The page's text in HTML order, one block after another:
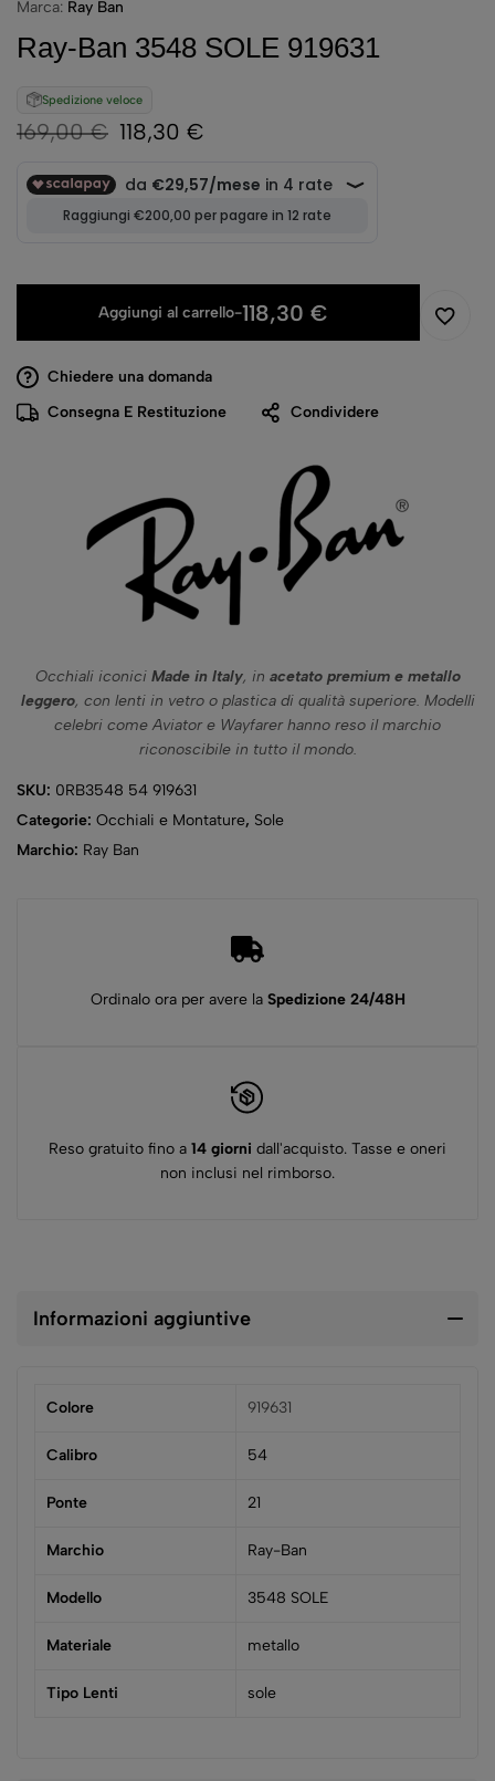
Marca: Ray Ban
Ray-Ban 3548 SOLE 919631
Spedizione veloce
169,00€ 118,30 €
Aggiungi al carrello-118,30 €
Chiedere una domanda
Consegna E Restituzione
Condividere
Occhiali iconici Made in Italy, in acetato premium e metallo
leggero, con lenti in vetro o plastica di qualità superiore. Modelli
celebri come Aviator e Wayfarer hanno reso il marchio
riconoscibile in tutto il mondo.
SKU: 0RB3548 54 919631
Categorie: Occhiali e Montature, Sole
Marchio: Ray Ban
Ordinalo ora per avere la Spedizione 24/48H
Reso gratuito fino a 14 giorni dall'acquisto. Tasse e oneri
non inclusi nel rimborso.
Informazioni aggiuntive
Colore 919631
Calibro 54
Ponte 21
Marchio Ray-Ban
Modello 3548 SOLE
Materiale metallo
Tipo Lenti sole